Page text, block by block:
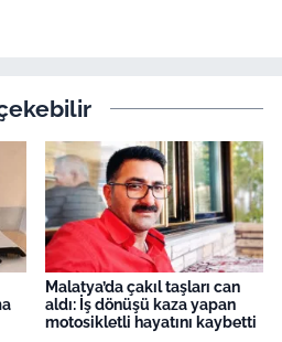
Malatya’da çakıl taşları can
aldı: İş dönüşü kaza yapan
motosikletli hayatını kaybetti